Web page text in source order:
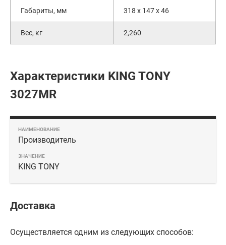
Габариты, мм 318 х 147 х 46
Вес, кг 2,260
Характеристики KING TONY
3027MR
Производитель
KING TONY
Доставка
Осуществляется одним из следующих способов: